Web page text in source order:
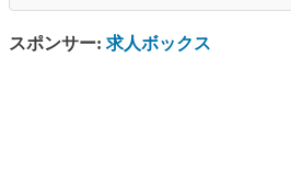
スポンサー: 求人ボックス